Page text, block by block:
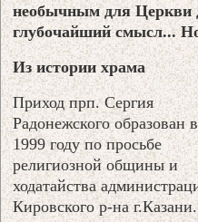
необычным для Церкви
глубочайший смысл...
Из истории храма
Приход прп. Сергия
Радонежского образован в
1999 году по просьбе
религиозной общины и
ходатайства
Кировского р-на г.Казани.